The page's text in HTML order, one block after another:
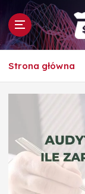
p
Strona główna